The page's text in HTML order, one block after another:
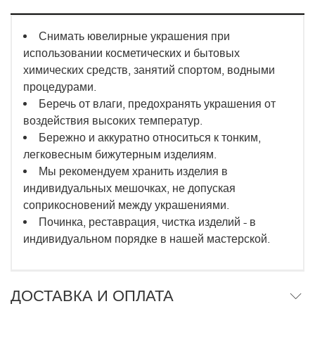
Снимать ювелирные украшения при
использовании косметических и бытовых
химических средств, занятий спортом, водными
процедурами.
Беречь от влаги, предохранять украшения от
воздействия высоких температур.
Бережно и аккуратно относиться к тонким,
легковесным бижутерным изделиям.
Мы рекомендуем хранить изделия в
индивидуальных мешочках, не допуская
соприкосновений между украшениями.
Починка, реставрация, чистка изделий - в
индивидуальном порядке в нашей мастерской.
ДОСТАВКА И ОПЛАТА